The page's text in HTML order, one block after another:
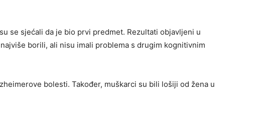
se sjećali da je bio prvi predmet. Rezultati objavljeni u
borili, ali nisu imali problema s drugim kognitivnim
bolesti. Također, muškarci su bili lošiji od žena u